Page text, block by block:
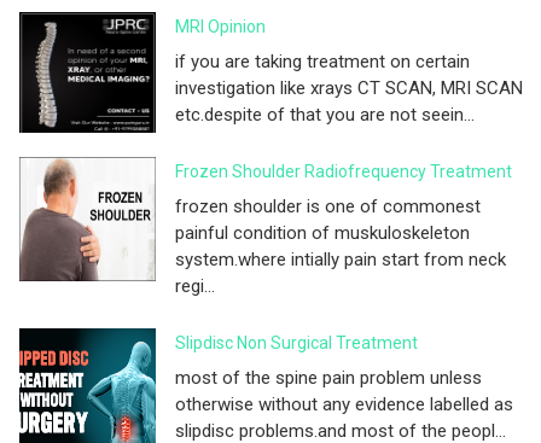
MRI Opinion
if you are taking treatment on certain
investigation like xrays CT SCAN, MRI SCAN
etc.despite of that you are not seein...
Frozen Shoulder Radiofrequency Treatment
frozen shoulder is one of commonest
painful condition of muskuloskeleton
system.where intially pain start from neck
regi...
Slipdisc Non Surgical Treatment
most of the spine pain problem unless
otherwise without any evidence labelled as
slipdisc problems.and most of the peopl...